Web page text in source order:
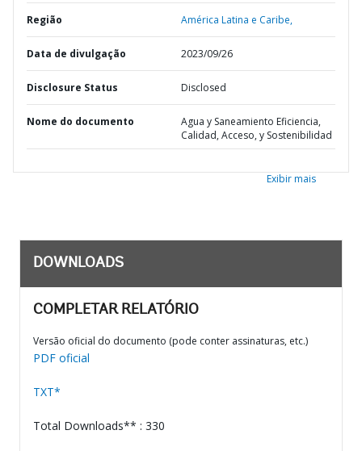
Região América Latina e Caribe,
Data de divulgação 2023/09/26
Disclosure Status Disclosed
Nome do documento
Agua y Saneamiento Eficiencia,
Calidad, Acceso, y Sostenibilidad
Exibir mais
DOWNLOADS
COMPLETAR RELATÓRIO
Versão oficial do documento (pode conter assinaturas, etc.)
PDF oficial
TXT*
Total Downloads** : 330